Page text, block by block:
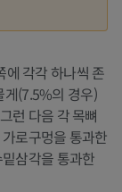
에 각각 하나씩 존
게(7.5%의 경우)
런 다음 각 목뼈
로구멍을 통과한
삼각을 통과한